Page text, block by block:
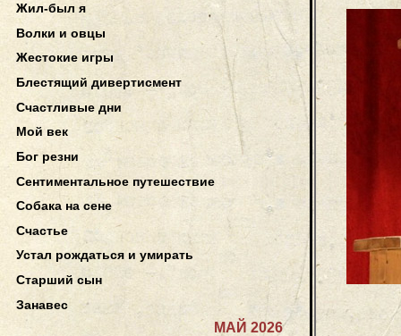
Жил-был я
Волки и овцы
Жестокие игры
Блестящий дивертисмент
Счастливые дни
Мой век
Бог резни
Сентиментальное путешествие
Собака на сене
Счастье
Устал рождаться и умирать
Старший сын
Занавес
МАЙ 2026